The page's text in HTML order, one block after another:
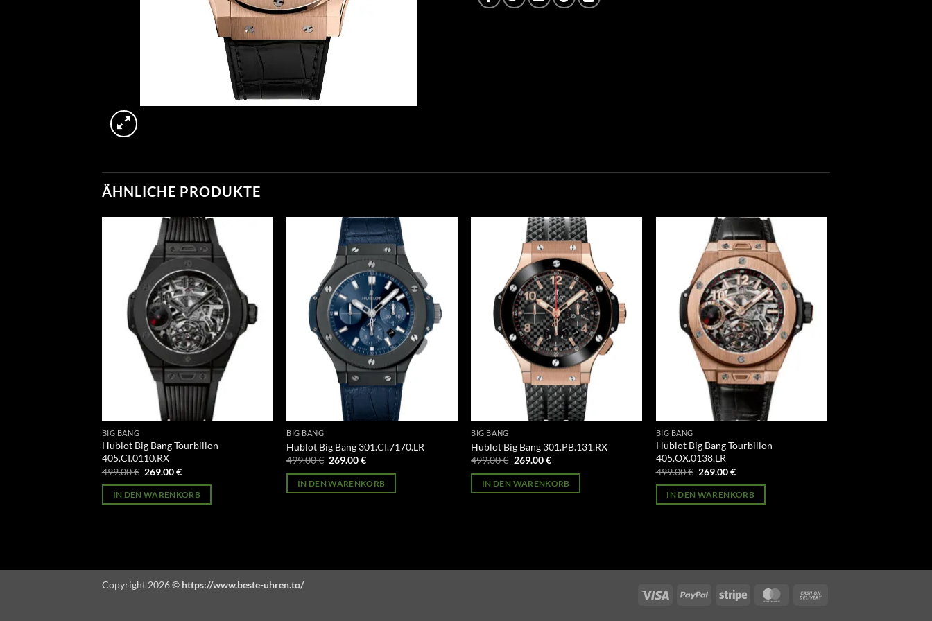
ÄHNLICHE PRODUKTE
BIG BANG
Hublot Big Bang Tourbillon
405.CI.0110.RX
499.00€ Ursprünglicher
war:
499.00 €
269.00€Aktueller
ist:
269.00 €.
IN DEN WARENKORB
BIG BANG
Hublot Big Bang 301.CI.7170.LR
499.00€ Ursprünglicher
war:
499.00 €
269.00€Aktueller
ist:
269.00 €.
IN DEN WARENKORB
BIG BANG
Hublot Big Bang 301.PB.131.RX
499.00€ Ursprünglicher
war:
499.00 €
269.00€Aktueller
ist:
269.00 €.
IN DEN WARENKORB
BIG BANG
Hublot Big Bang Tourbillon
405.OX.0138.LR
499.00€ Ursprünglicher
war:
499.00 €
269.00€Aktueller
ist:
269.00 €.
IN DEN WARENKORB
Visa PayPal Stripe MasterCard
Copyright 2026 © https://www.beste-uhren.to/